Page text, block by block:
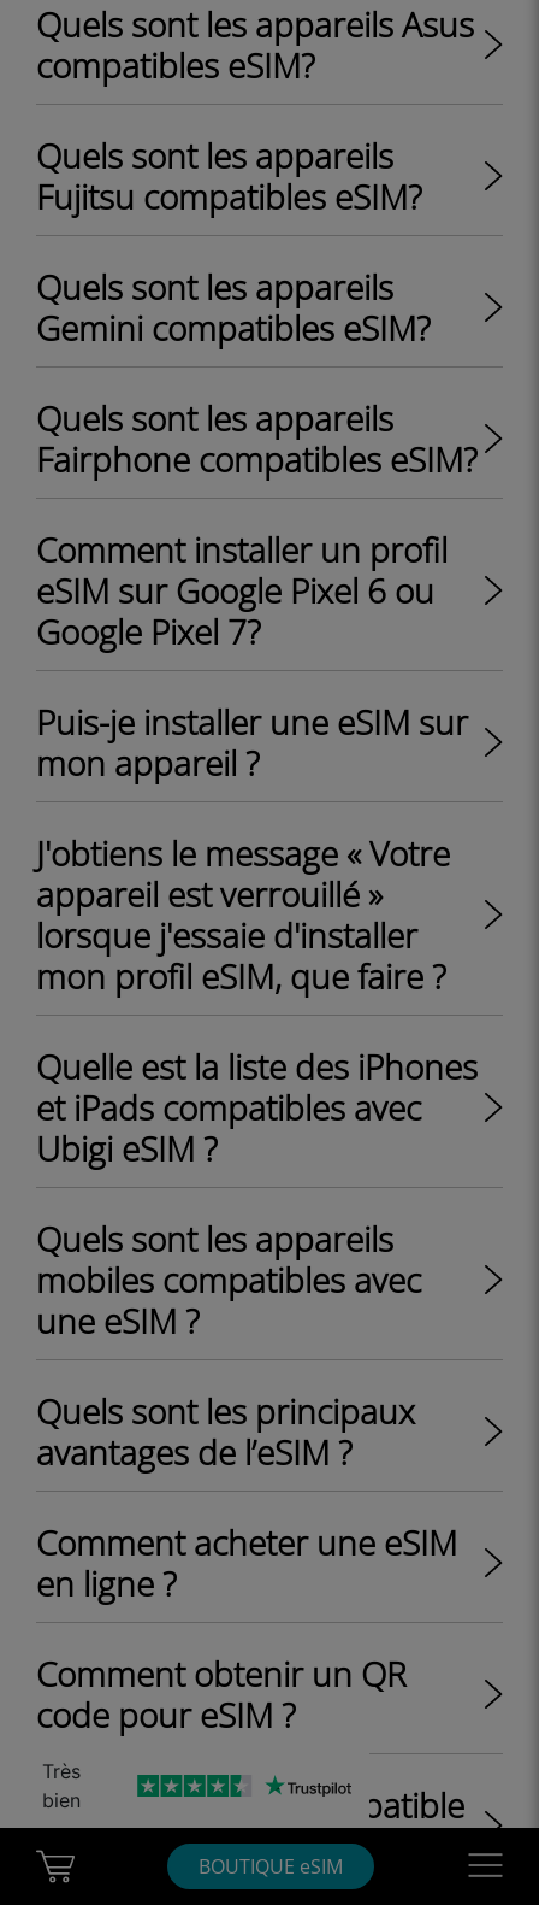
Cart Ubigi BOUTIQUE eSIM
Quels sont les appareils Asus
compatibles eSIM?
Quels sont les appareils
Fujitsu compatibles eSIM?
Quels sont les appareils
Gemini compatibles eSIM?
Quels sont les appareils
Fairphone compatibles eSIM?
Comment installer un profil
eSIM sur Google Pixel 6 ou
Google Pixel 7?
Puis-je installer une eSIM sur
mon appareil ?
J'obtiens le message « Votre
appareil est verrouillé »
lorsque j'essaie d'installer
mon profil eSIM, que faire ?
Quelle est la liste des iPhones
et iPads compatibles avec
Ubigi eSIM ?
Quels sont les appareils
mobiles compatibles avec
une eSIM ?
Quels sont les principaux
avantages de l’eSIM ?
Comment acheter une eSIM
en ligne ?
Comment obtenir un QR
code pour eSIM ?
L'iPhone 12 est-il compatible
eSIM ?
Très
bien